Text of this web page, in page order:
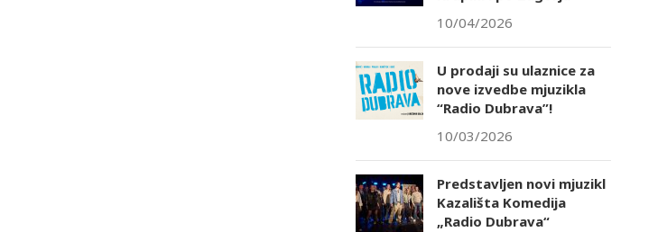
10/04/2026
U prodaji su ulaznice za
nove izvedbe mjuzikla
“Radio Dubrava”!
10/03/2026
Predstavljen novi mjuzikl
Kazališta Komedija
„Radio Dubrava“